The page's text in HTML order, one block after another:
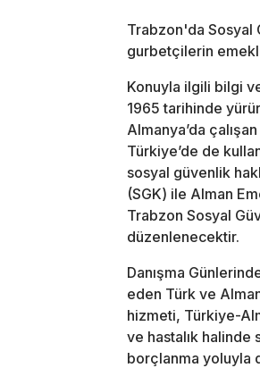
Trabzon'da Sosyal
gurbetçilerin
Konuyla ilgili bilgi
1965 tarihinde
Almanya’da
Türkiye’de de
sosyal güvenlik
(SGK) ile Alman
Trabzon Sosyal
düzenlenecektir.
Danışma
eden Türk ve
hizmeti, Türkiye-
ve hastalık halinde
borçlanma yoluyla